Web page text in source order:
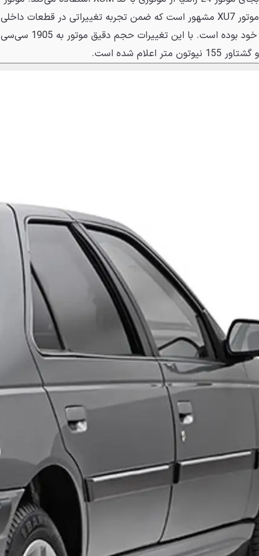
XUM در واقع نسخه ارتقا یافته از موتور XU7 مشهور است که ضمن تجربه تغییراتی در قطعات داخلی
موتور شاهد بهبود قدرت و گشتاور خود بوده است. با این تغییرات حجم دقیق موتور به 1905 سی‌سی